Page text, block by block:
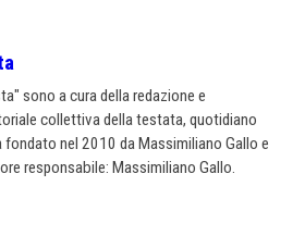
sono a cura della redazione e
collettiva della testata, quotidiano
nel 2010 da Massimiliano Gallo e
responsabile: Massimiliano Gallo.